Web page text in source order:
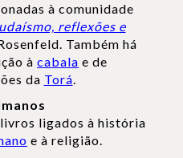
à comunidade
reflexões e
Também há
à cabala e de
da Torá.
ligados à história
e à religião.